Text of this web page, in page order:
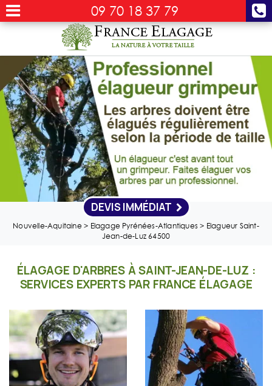
09 70 18 37 79
DEVIS IMMÉDIAT
Nouvelle-Aquitaine> Elagage Pyrénées-Atlantiques > Elagueur Saint-
Jean-de-Luz 64500
ÉLAGAGE D'ARBRES À SAINT-JEAN-DE-LUZ :
SERVICES EXPERTS PAR FRANCE ÉLAGAGE